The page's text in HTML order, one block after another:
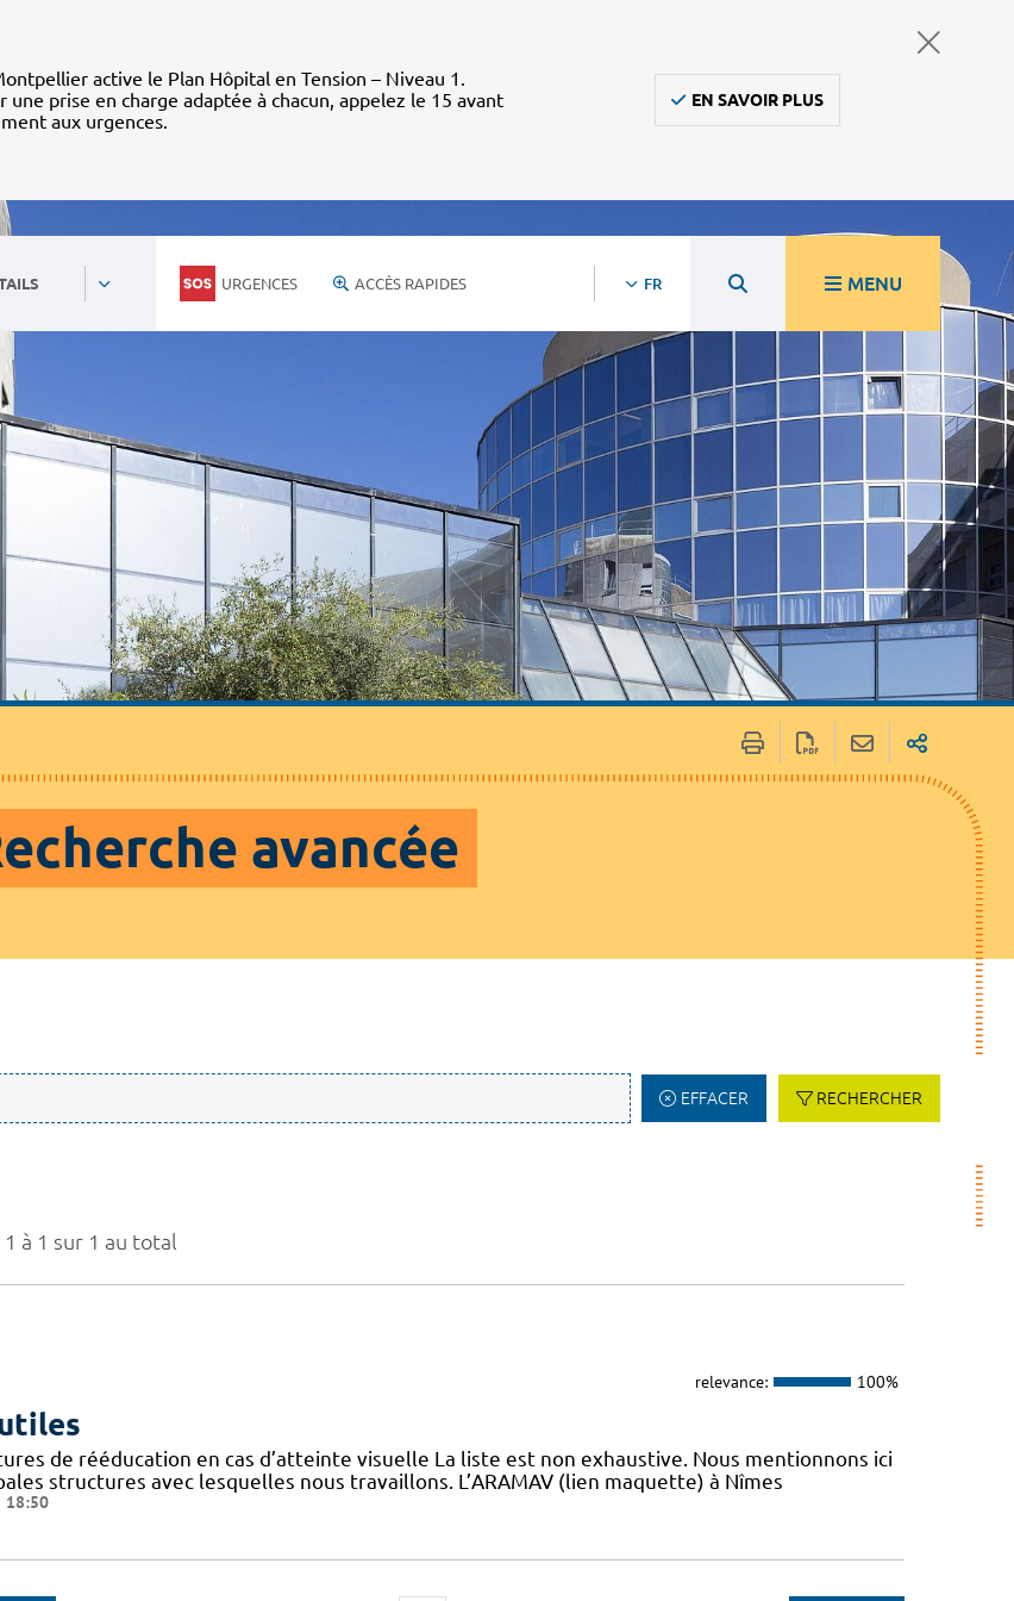
active le Plan Hôpital en Tension – Niveau 1.
une prise en charge adaptée à chacun, appelez le 15 avant
aux urgences.
EN SAVOIR PLUS
URGENCES ACCÈS RAPIDES FR MENU
avancée
EFFACER RECHERCHER
à 1 sur 1 au total
relevance: 100%
de rééducation en cas d’atteinte visuelle La liste est non exhaustive. Nous mentionnons ici
structures avec lesquelles nous travaillons. L’ARAMAV (lien maquette) à Nîmes
18:50